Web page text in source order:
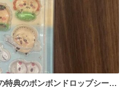
特典のボンボンドロップシール